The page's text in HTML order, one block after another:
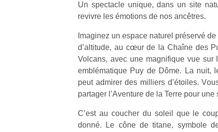
Un spectacle unique, dans un site
revivre les émotions de nos ancêtres.
Imaginez un espace naturel préservé
d’altitude, au cœur de la Chaîne des
Volcans, avec une magnifique vue
emblématique Puy de Dôme. La nuit,
peut admirer des milliers d’étoiles.
partager l’Aventure de la Terre pour
C’est au coucher du soleil que le
donné. Le cône de titane, symbole